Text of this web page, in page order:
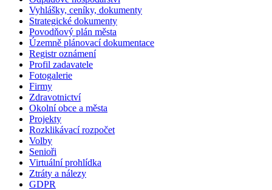
Vyhlášky, ceníky, dokumenty
Strategické dokumenty
Povodňový plán města
Územně plánovací dokumentace
Registr oznámení
Profil zadavatele
Fotogalerie
Firmy
Zdravotnictví
Okolní obce a města
Projekty
Rozklikávací rozpočet
Volby
Senioři
Virtuální prohlídka
Ztráty a nálezy
GDPR